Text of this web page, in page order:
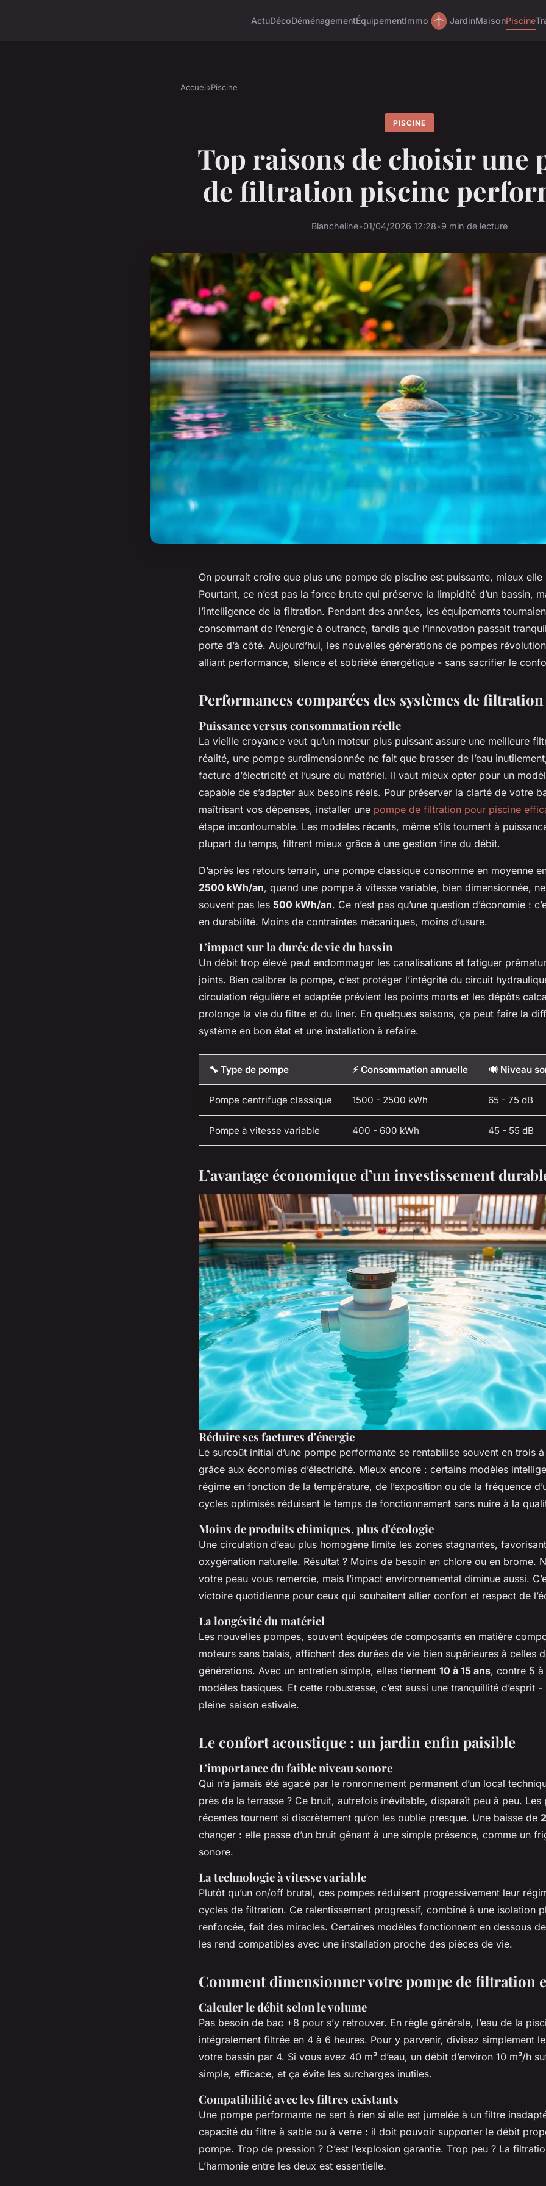
ActuDécoDéménagementÉquipementImmo JardinMaisonPiscine
Accueil›Piscine
PISCINE
Top raisons de choisir une
de filtration piscine
Blancheline•01/04/2026 12:28•9 min de lecture
On pourrait croire que plus une pompe de piscine est puissante, mieux elle
Pourtant, ce n’est pas la force brute qui préserve la limpidité d’un bassin,
l’intelligence de la filtration. Pendant des années, les équipements
consommant de l’énergie à outrance, tandis que l’innovation passait
porte d’à côté. Aujourd’hui, les nouvelles générations de pompes
alliant performance, silence et sobriété énergétique - sans sacrifier le
Performances comparées des systèmes de
Puissance versus consommation réelle
La vieille croyance veut qu’un moteur plus puissant assure une meilleure
réalité, une pompe surdimensionnée ne fait que brasser de l’eau
facture d’électricité et l’usure du matériel. Il vaut mieux opter pour un
capable de s’adapter aux besoins réels. Pour préserver la clarté de votre
maîtrisant vos dépenses, installer une pompe de filtration pour piscine
étape incontournable. Les modèles récents, même s’ils tournent à
plupart du temps, filtrent mieux grâce à une gestion fine du débit.
D’après les retours terrain, une pompe classique consomme en moyenne
2500 kWh/an, quand une pompe à vitesse variable, bien dimensionnée,
souvent pas les 500 kWh/an. Ce n’est pas qu’une question d’économie :
en durabilité. Moins de contraintes mécaniques, moins d’usure.
L'impact sur la durée de vie du bassin
Un débit trop élevé peut endommager les canalisations et fatiguer
joints. Bien calibrer la pompe, c’est protéger l’intégrité du circuit
circulation régulière et adaptée prévient les points morts et les dépôts
prolonge la vie du filtre et du liner. En quelques saisons, ça peut faire la
système en bon état et une installation à refaire.
🔧 Type de pompe ⚡ Consommation annuelle 🔊 Niveau
Pompe centrifuge classique 1500 - 2500 kWh 65 - 75 dB
Pompe à vitesse variable 400 - 600 kWh 45 - 55 dB
L’avantage économique d’un investissement
Réduire ses factures d'énergie
Le surcoût initial d’une pompe performante se rentabilise souvent en trois
grâce aux économies d’électricité. Mieux encore : certains modèles
régime en fonction de la température, de l’exposition ou de la fréquence
cycles optimisés réduisent le temps de fonctionnement sans nuire à la
Moins de produits chimiques, plus d'écologie
Une circulation d’eau plus homogène limite les zones stagnantes,
oxygénation naturelle. Résultat ? Moins de besoin en chlore ou en brome.
votre peau vous remercie, mais l’impact environnemental diminue aussi.
victoire quotidienne pour ceux qui souhaitent allier confort et respect de
La longévité du matériel
Les nouvelles pompes, souvent équipées de composants en matière
moteurs sans balais, affichent des durées de vie bien supérieures à celles
générations. Avec un entretien simple, elles tiennent 10 à 15 ans, contre 5
modèles basiques. Et cette robustesse, c’est aussi une tranquillité d’esprit
pleine saison estivale.
Le confort acoustique : un jardin enfin paisible
L'importance du faible niveau sonore
Qui n’a jamais été agacé par le ronronnement permanent d’un local
près de la terrasse ? Ce bruit, autrefois inévitable, disparaît peu à peu. Les
récentes tournent si discrètement qu’on les oublie presque. Une baisse de
changer : elle passe d’un bruit gênant à une simple présence, comme un
sonore.
La technologie à vitesse variable
Plutôt qu’un on/off brutal, ces pompes réduisent progressivement leur
cycles de filtration. Ce ralentissement progressif, combiné à une isolation
renforcée, fait des miracles. Certaines modèles fonctionnent en dessous
les rend compatibles avec une installation proche des pièces de vie.
Comment dimensionner votre pompe de filtration
Calculer le débit selon le volume
Pas besoin de bac +8 pour s’y retrouver. En règle générale, l’eau de la
intégralement filtrée en 4 à 6 heures. Pour y parvenir, divisez simplement
votre bassin par 4. Si vous avez 40 m³ d’eau, un débit d’environ 10 m³/h
simple, efficace, et ça évite les surcharges inutiles.
Compatibilité avec les filtres existants
Une pompe performante ne sert à rien si elle est jumelée à un filtre
capacité du filtre à sable ou à verre : il doit pouvoir supporter le débit
pompe. Trop de pression ? C’est l’explosion garantie. Trop peu ? La
L’harmonie entre les deux est essentielle.